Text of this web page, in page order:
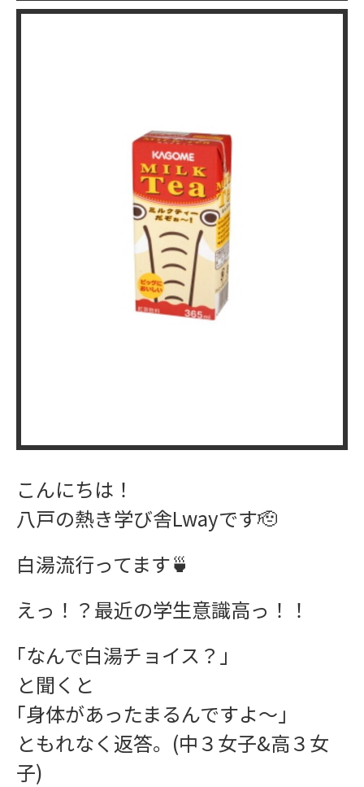
ワークショップ
インフォメーション
お問い合わせ
こんにちは！
八戸の熱き学び舎Lwayです🫡
白湯流行ってます🍵
えっ！？最近の学生意識高っ！！
｢なんで白湯チョイス？｣
と聞くと
｢身体があったまるんですよ〜｣
ともれなく返答。(中３女子&高３女
子)